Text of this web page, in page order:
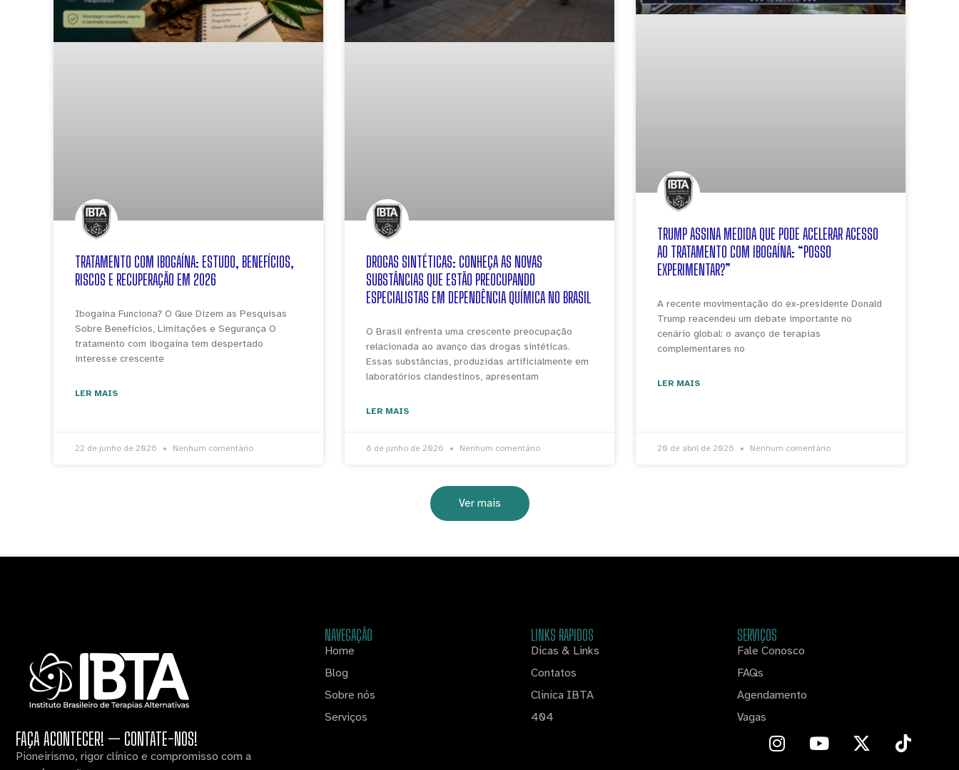
TRATAMENTO COM IBOGAÍNA: ESTUDO, BENEFÍCIOS,
RISCOS E RECUPERAÇÃO EM 2026
Ibogaína Funciona? O Que Dizem as Pesquisas
Sobre Benefícios, Limitações e Segurança O
tratamento com ibogaína tem despertado
interesse crescente
LER MAIS
22 de junho de 2026 Nenhum comentário
DROGAS SINTÉTICAS: CONHEÇA AS NOVAS
SUBSTÂNCIAS QUE ESTÃO PREOCUPANDO
ESPECIALISTAS EM DEPENDÊNCIA QUÍMICA NO BRASIL
O Brasil enfrenta uma crescente preocupação
relacionada ao avanço das drogas sintéticas.
Essas substâncias, produzidas artificialmente em
laboratórios clandestinos, apresentam
LER MAIS
8 de junho de 2026 Nenhum comentário
TRUMP ASSINA MEDIDA QUE PODE ACELERAR ACESSO
AO TRATAMENTO COM IBOGAÍNA: “POSSO
EXPERIMENTAR?”
A recente movimentação do ex-presidente Donald
Trump reacendeu um debate importante no
cenário global: o avanço de terapias
complementares no
LER MAIS
20 de abril de 2026 Nenhum comentário
Ver mais
FAÇA ACONTECER! — CONTATE-NOS!
Pioneirismo, rigor clínico e compromisso com a
NAVEGAÇÃO
Home
Blog
Sobre nós
Serviços
LINKS RAPIDOS
Dicas & Links
Contatos
Clinica IBTA
404
SERVIÇOS
Fale Conosco
FAQs
Agendamento
Vagas